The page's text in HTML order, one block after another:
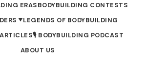
ERASBODYBUILDING CONTESTS
▼LEGENDS OF BODYBUILDING
🎙️ BODYBUILDING PODCAST
ABOUT US